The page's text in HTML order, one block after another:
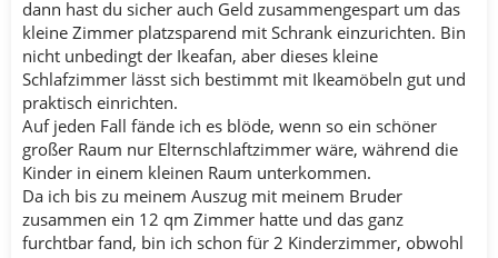
dann hast du sicher auch Geld zusammengespart um das
kleine Zimmer platzsparend mit Schrank einzurichten. Bin
nicht unbedingt der Ikeafan, aber dieses kleine
Schlafzimmer lässt sich bestimmt mit Ikeamöbeln gut und
praktisch einrichten.
Auf jeden Fall fände ich es blöde, wenn so ein schöner
großer Raum nur Elternschlaftzimmer wäre, während die
Kinder in einem kleinen Raum unterkommen.
Da ich bis zu meinem Auszug mit meinem Bruder
zusammen ein 12 qm Zimmer hatte und das ganz
furchtbar fand, bin ich schon für 2 Kinderzimmer, obwohl